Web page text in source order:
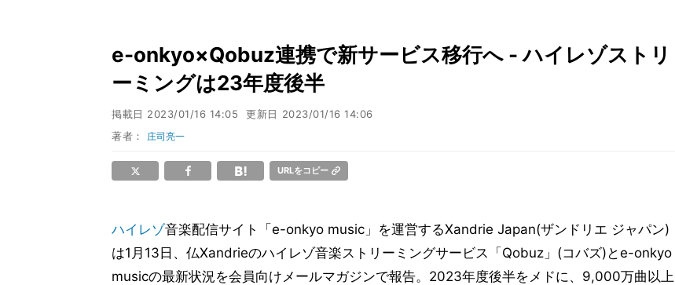
e-onkyo×Qobuz連携で新サービス移行へ - ハイレゾストリ
ーミングは23年度後半
掲載日 2023/01/16 14:05 更新日 2023/01/16 14:06
著者： 庄司亮一
URLをコピー
ハイレゾ音楽配信サイト「e-onkyo music」を運営するXandrie Japan(ザンドリエ ジャパン)
は1月13日、仏Xandrieのハイレゾ音楽ストリーミングサービス「Qobuz」(コバズ)とe-onkyo
musicの最新状況を会員向けメールマガジンで報告。2023年度後半をメドに、9,000万曲以上